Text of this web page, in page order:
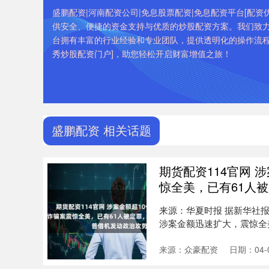
盛鹏配资|河南配资公司|免息股票配资|免息配资平台[配
供安全、便捷的资金支持与优质的炒股配资方案。我们
台拥有丰富的行业经验和专业团队，提供透明化的操作
秀炒股配资门户]，助您轻松开启财富增值之旅！
盛鹏配资 相关话题
期货配资114官网
惊全美，已有61人
来源：华夏时报 据新华社
涉案金额迅速扩大，震惊
来源：众豪配资 日期：